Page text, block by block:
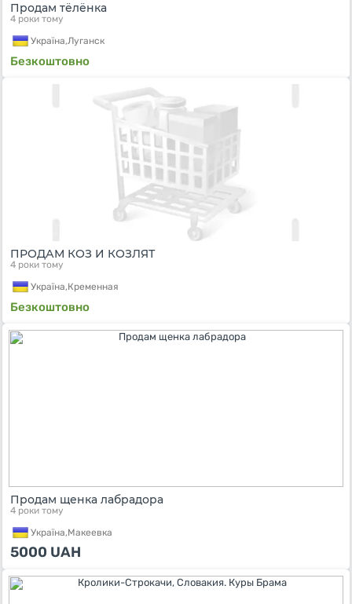
Продам тёлёнка
4 роки тому
Україна,Луганск
Безкоштовно
ПРОДАМ КОЗ И КОЗЛЯТ
4 роки тому
Україна,Кременная
Безкоштовно
Продам щенка лабрадора
4 роки тому
Україна,Макеевка
5000 UAH